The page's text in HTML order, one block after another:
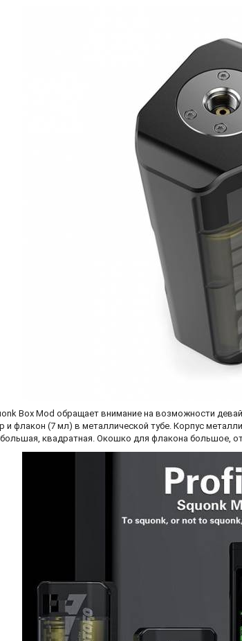
Box Mod обращает внимание на возможности
и флакон (7 мл) в металлической тубе. Корпус
большая, квадратная. Окошко для флакона большое,